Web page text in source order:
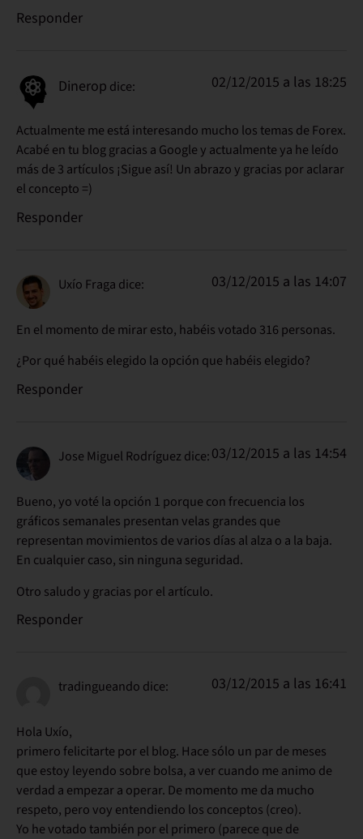
Responder
Dinerop dice: 02/12/2015 a las 18:25
Actualmente me está interesando mucho los temas de Forex.
Acabé en tu blog gracias a Google y actualmente ya he leído
más de 3 artículos ¡Sigue así! Un abrazo y gracias por aclarar
el concepto =)
Responder
Uxío Fraga dice: 03/12/2015 a las 14:07
En el momento de mirar esto, habéis votado 316 personas.
¿Por qué habéis elegido la opción que habéis elegido?
Responder
Jose Miguel Rodríguezdice:03/12/2015 a las 14:54
Bueno, yo voté la opción 1 porque con frecuencia los
gráficos semanales presentan velas grandes que
representan movimientos de varios días al alza o a la baja.
En cualquier caso, sin ninguna seguridad.
Otro saludo y gracias por el artículo.
Responder
tradingueando dice: 03/12/2015 a las 16:41
Hola Uxío,
primero felicitarte por el blog. Hace sólo un par de meses
que estoy leyendo sobre bolsa, a ver cuando me animo de
verdad a empezar a operar. De momento me da mucho
respeto, pero voy entendiendo los conceptos (creo).
Yo he votado también por el primero (parece que de